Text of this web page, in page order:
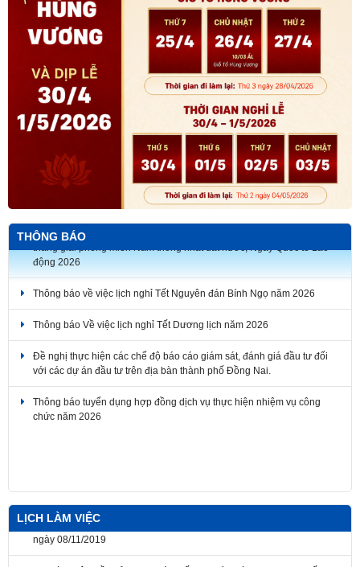
THÔNG BÁO
Thông báo về việc lịch nghỉ Tết Nguyên đán Bính Ngọ năm 2026
Thông báo Về việc lịch nghỉ Tết Dương lịch năm 2026
Đề nghị thực hiện các chế độ báo cáo giám sát, đánh giá đầu tư đối
với các dự án đầu tư trên địa bàn thành phố Đồng Nai.
Thông báo tuyển dụng hợp đồng dịch vụ thực hiện nhiệm vụ công
chức năm 2026
Thông báo về thời gian nghỉ lễ Giỗ Tổ Hùng Vương, Ngày Chiến
LỊCH LÀM VIỆC
Lịch làm việc tuần của Ban Giám đốc STC từ ngày 07/10/2019 đến
ngày 12/10/2019